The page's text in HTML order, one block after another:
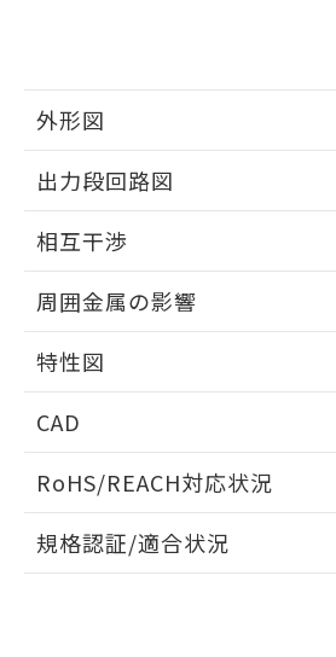
外形図
外形図
出力段回路図
出力段回路図
相互干渉
相互干渉
A: 30mm以上、B: 20mm以上
周囲金属の影響
周囲金属の影響
特性図
検出物体の大きさと材質による影響
CAD
ドすることができます。
ログイン/会員登
RoHS/REACH対応状況
EU RoHS 注意事項・凡例
規格認証/適合状況
をご了承ください。
の共同利用に関して"
用者の範囲」に記載され
指します。
EU RoHS指令（10物質）の非
51物質の非含有証明書（当社
るもので、過去に遡って非含
ものではありません。
また、RoHS指令のフタル酸
物質の対応では、対応完了ま
荷製品に未対応品が混在する
欄に対応日を記載しておりま
していることから、特段のこ
り、2022年1月12日より割愛